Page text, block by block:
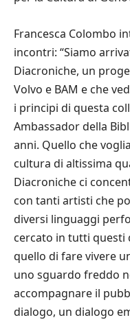
Francesca Colombo
incontri: “Siamo
Diacroniche, un
Volvo e BAM e che
i principi di questa
Ambassador della
anni. Quello che
cultura di altissima
Diacroniche ci
con tanti artisti che
diversi linguaggi
cercato in tutti
quello di fare vivere
uno sguardo freddo
accompagnare il
dialogo, un dialogo